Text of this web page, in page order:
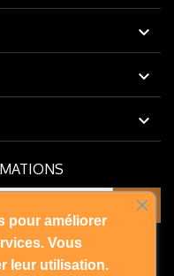



Vous trouverez pour
conditions d'utilisation du
pour améliorer
Vous
leur utilisation.